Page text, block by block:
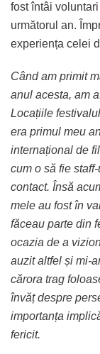
fost întâi
următorul an.
experiența celei
Când am primit
anul acesta, am
Locațiile
era primul meu
internațional de
cum o să fie
contact. Însă
mele au fost în
făceau parte din
ocazia de a
auzit altfel și mi-
cărora trag
învăț despre
importanța
fericit.